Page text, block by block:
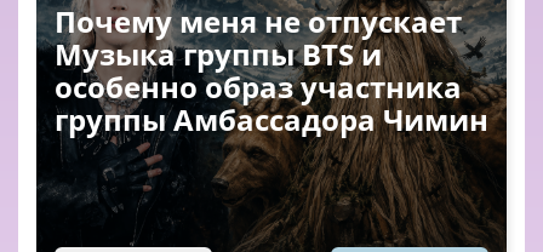
Почему меня не отпускает
Музыка группы BTS и
особенно образ участника
группы Амбассадора Чимин